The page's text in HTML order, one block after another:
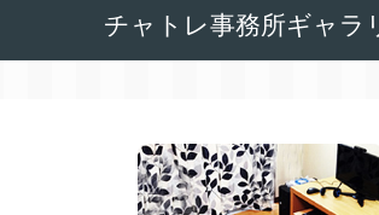
チャトレ事務所ギャラ